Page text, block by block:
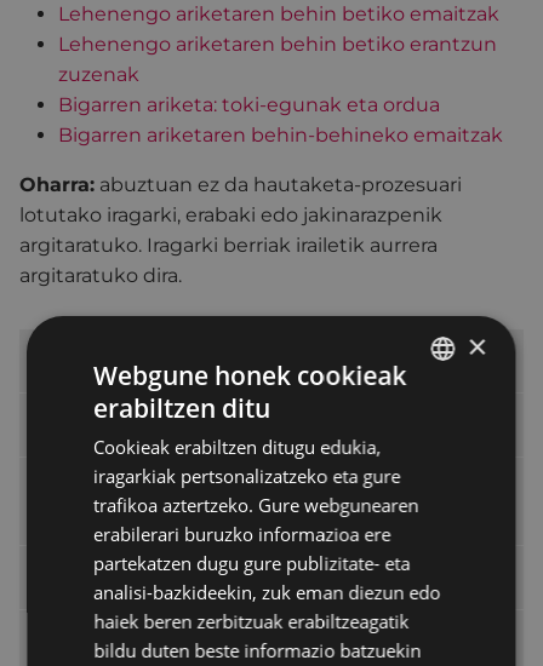
Lehenengo ariketaren behin betiko emaitzak
Lehenengo ariketaren behin betiko erantzun
zuzenak
Bigarren ariketa: toki-egunak eta ordua
Bigarren ariketaren behin-behineko emaitzak
Oharra: abuztuan ez da hautaketa-prozesuari
lotutako iragarki, erabaki edo jakinarazpenik
argitaratuko. Iragarki berriak irailetik aurrera
argitaratuko dira.
Udal tramiteak
Nire ordainketa: erreziboak, isunak,
likidazioak...
Laguntza, tramiteak elektronikoki egiteko
PEGORA, Herritarren Zerbitzurako Bulegoa
×
Webgune honek cookieak
erabiltzen ditu
Cookieak erabiltzen ditugu edukia,
iragarkiak pertsonalizatzeko eta gure
trafikoa aztertzeko. Gure webgunearen
erabilerari buruzko informazioa ere
partekatzen dugu gure publizitate- eta
analisi-bazkideekin, zuk eman diezun edo
haiek beren zerbitzuak erabiltzeagatik
bildu duten beste informazio batzuekin